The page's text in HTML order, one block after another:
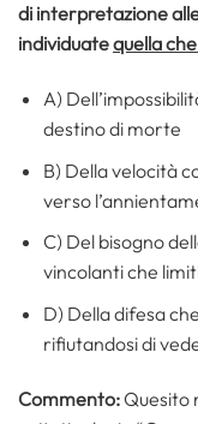
di interpretazione
individuatequella che
A)
destino di morte
B) Della velocità
verso
C) Del bisogno
vincolanti che
D) Della difesa
rifiutandosi di
Commento:Quesito